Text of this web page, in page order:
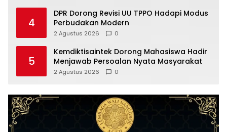
4
DPR Dorong Revisi UU TPPO Hadapi Modus
Perbudakan Modern
2 Agustus 2026 0
5
Kemdiktisaintek Dorong Mahasiswa Hadir
Menjawab Persoalan Nyata Masyarakat
2 Agustus 2026 0